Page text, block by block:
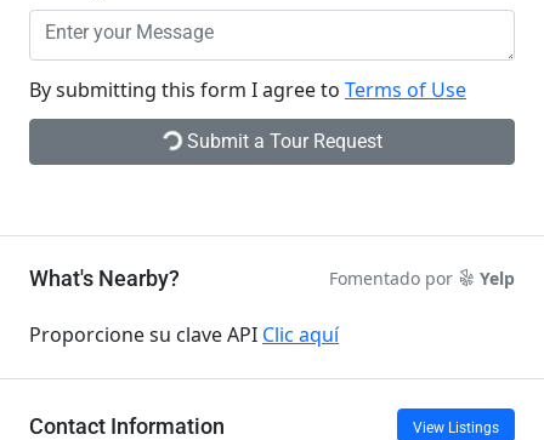
By submitting this form I agree to Terms of Use
Submit a Tour Request
What's Nearby? Fomentado por Yelp
Proporcione su clave API Clic aquí
Contact Information View Listings